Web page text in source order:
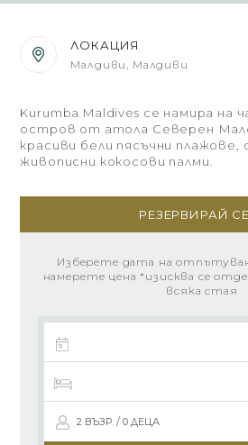
ЛОКАЦИЯ
Малдиви, Малдиви
Kurumba Maldives се намира на
остров от атола Северен
красиви бели пясъчни плажове,
живописни кокосови палми.
РЕЗЕРВИРАЙ
Изберете дата на
намерете цена *изисква се
всяка стая
2 ВЪЗР. / 0 ДЕЦА